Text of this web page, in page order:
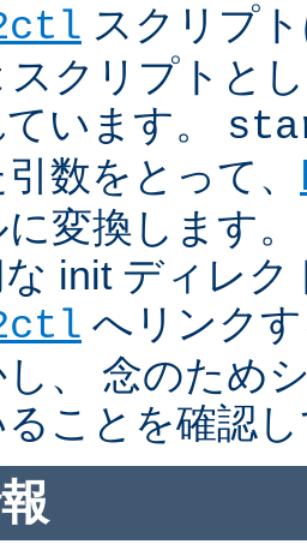
スクリプ
スクリプトと
います。
数をとって、
変換します
init ディレク
へリンク
、 念のため
ことを確認